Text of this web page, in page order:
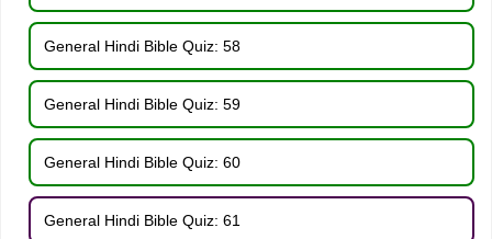
General Hindi Bible Quiz: 58
General Hindi Bible Quiz: 59
General Hindi Bible Quiz: 60
General Hindi Bible Quiz: 61